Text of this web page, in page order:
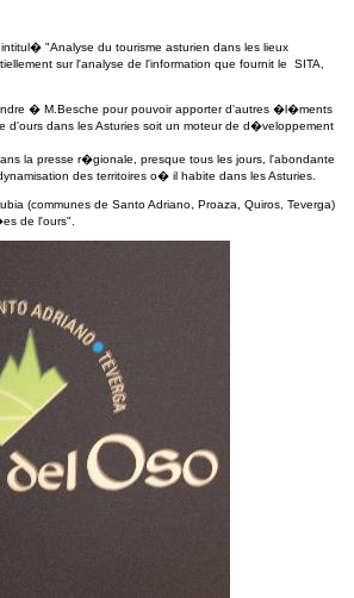
"Analyse du tourisme asturien dans les lieux
sur l'analyse de l'information que fournit le SITA,
� M.Besche pour pouvoir apporter d'autres �l�ments
dans les Asturies soit un moteur de d�veloppement
la presse r�gionale, presque tous les jours, l'abondante
des territoires o� il habite dans les Asturies.
(communes de Santo Adriano, Proaza, Quiros, Teverga)
de l'ours".